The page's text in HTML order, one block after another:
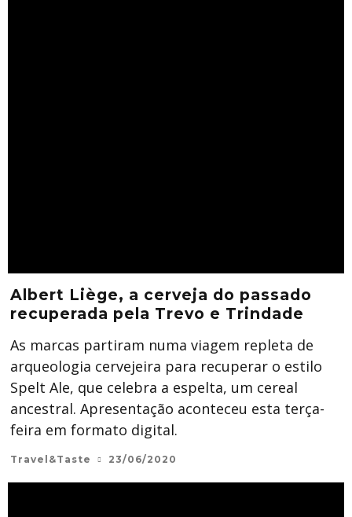
Albert Liège, a cerveja do passado
recuperada pela Trevo e Trindade
As marcas partiram numa viagem repleta de
arqueologia cervejeira para recuperar o estilo
Spelt Ale, que celebra a espelta, um cereal
ancestral. Apresentação aconteceu esta terça-
feira em formato digital.
Travel&Taste 23/06/2020